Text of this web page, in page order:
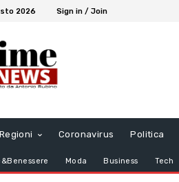
2026 Sign in / Join
Regioni Coronavirus Politica
Moda Business Tech